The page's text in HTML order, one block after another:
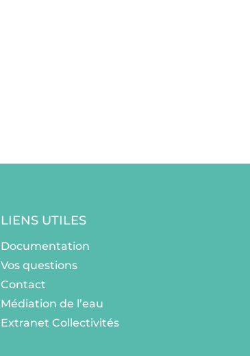
LIENS UTILES
Documentation
Vos questions
Contact
Médiation de l’eau
Extranet Collectivités